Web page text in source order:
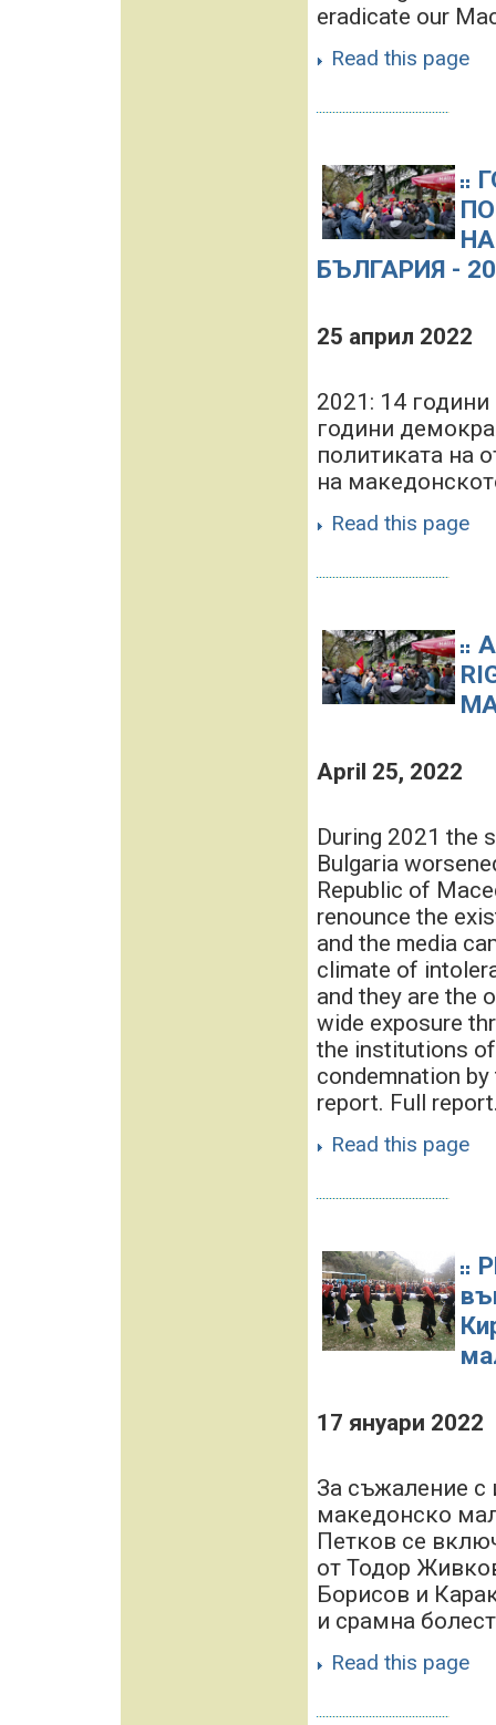
eradicate our
Read this page
БЪЛГАРИЯ -
25 април 2022
2021: 14
години
политиката на
на
Read this page
April 25, 2022
During 2021 the
Bulgaria
Republic of
renounce the
and the media
climate of
and they are the
wide exposure
the institutions
condemnation
report. Full
Read this page
17 януари 2022
За съжаление с
македонско
Петков се
от Тодор
Борисов и
и срамна
Read this page